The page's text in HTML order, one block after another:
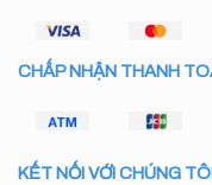
CHẤP NHẬN THANH
KẾT NỐI VỚI CHÚNG